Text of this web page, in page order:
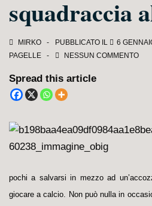
squadraccia
MIRKO PUBBLICATO IL 6
PAGELLE
NESSUN COMMENTO
Spread this article
pochi a salvarsi in mezzo ad
giocare a calcio. Non può nulla in